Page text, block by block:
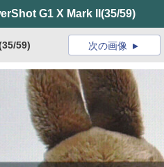
G1 X Mark II (35/59)
59) 次の画像